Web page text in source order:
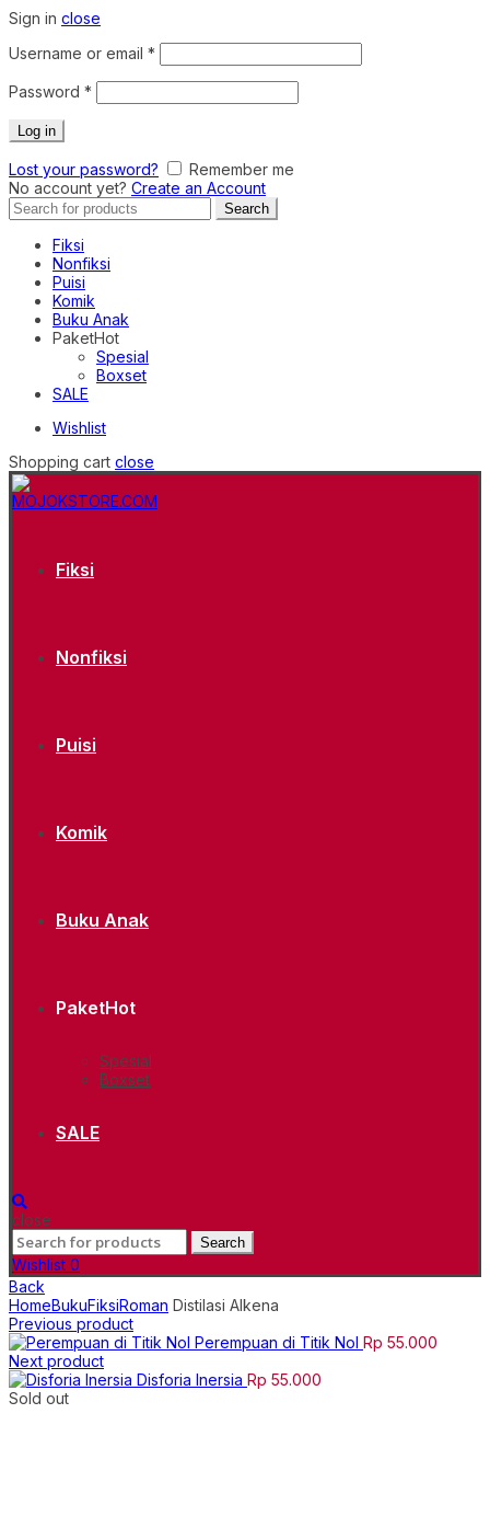
Sign in close
Username or email *
Password *
Log in
Lost your password?
Remember me
No account yet? Create an Account
Search
for:
Search
Fiksi
Nonfiksi
Puisi
Komik
Buku Anak
PaketHot
Spesial
Boxset
SALE
Wishlist
Shopping cart close
Fiksi
Nonfiksi
Puisi
Komik
Buku Anak
PaketHot
Spesial
Boxset
SALE
close
Search
for:
Search
Wishlist 0
Back
HomeBukuFiksiRoman Distilasi Alkena
Previous product
Perempuan di Titik Nol Rp 55.000
Next product
Disforia Inersia Rp 55.000
Sold out